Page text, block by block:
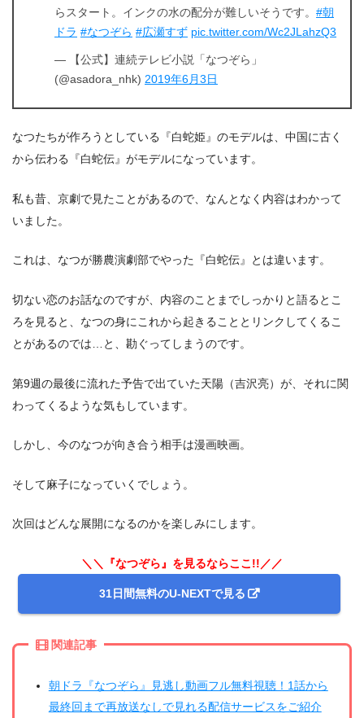
らスタート。インクの水の配分が難しいそうです。 #朝
ドラ #なつぞら #広瀬すず pic.twitter.com/Wc2JLahzQ3
— 【公式】連続テレビ小説「なつぞら」
(@asadora_nhk) 2019年6月3日
なつたちが作ろうとしている『白蛇姫』のモデルは、中国に古く
から伝わる『白蛇伝』がモデルになっています。
私も昔、京劇で見たことがあるので、なんとなく内容はわかって
いました。
これは、なつが勝農演劇部でやった『白蛇伝』とは違います。
切ない恋のお話なのですが、内容のことまでしっかりと語るとこ
ろを見ると、なつの身にこれから起きることとリンクしてくるこ
とがあるのでは…と、勘ぐってしまうのです。
第9週の最後に流れた予告で出ていた天陽（吉沢亮）が、それに関
わってくるような気もしています。
しかし、今のなつが向き合う相手は漫画映画。
そして麻子になっていくでしょう。
次回はどんな展開になるのかを楽しみにします。
＼＼『なつぞら』を見るならここ!!／／
31日間無料のU-NEXTで見る
関連記事
朝ドラ『なつぞら』見逃し動画フル無料視聴！1話から
最終回まで再放送なしで見れる配信サービスをご紹介